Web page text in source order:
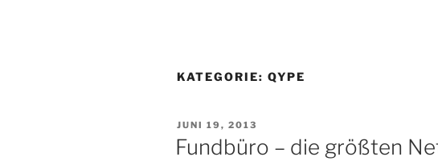
KATEGORIE: QYPE
VERÖFFENTLICHT
AM
JUNI 19, 2013
Fundbüro – die größten